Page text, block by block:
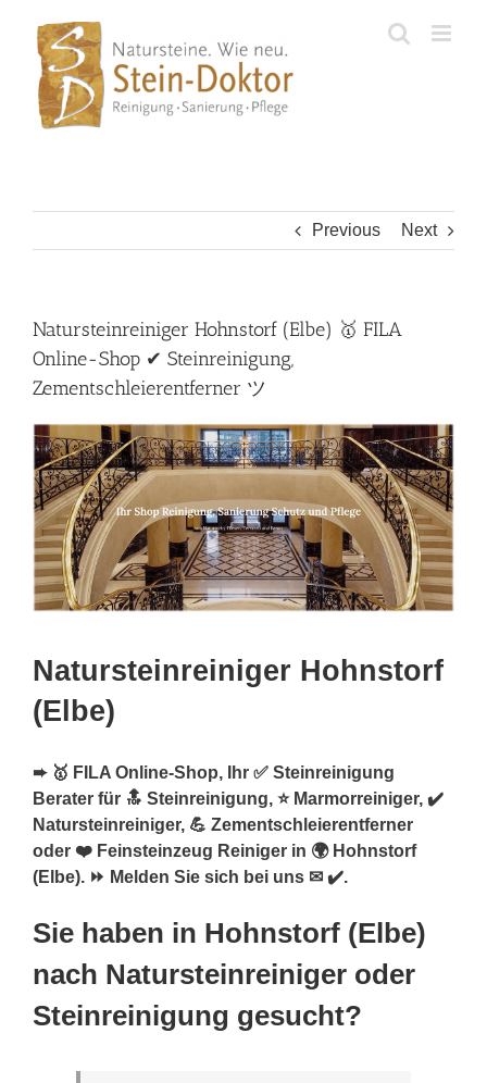
content
Previous Next
Natursteinreiniger Hohnstorf (Elbe) 🥇 FILA
Online-Shop ✔ Steinreinigung,
Zementschleierentferner ツ
Natursteinreiniger Hohnstorf
(Elbe)
➨ 🥇 FILA Online-Shop, Ihr ✅ Steinreinigung
Berater für 🔝 Steinreinigung, ⭐ Marmorreiniger, ✔️
Natursteinreiniger, 💪 Zementschleierentferner
oder ❤️ Feinsteinzeug Reiniger in 🌍 Hohnstorf
(Elbe). ⏩ Melden Sie sich bei uns ✉ ✔️.
Sie haben in Hohnstorf (Elbe)
nach Natursteinreiniger oder
Steinreinigung gesucht?